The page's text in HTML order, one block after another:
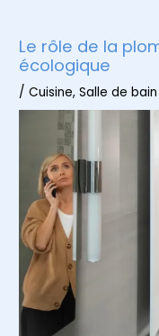
contenu
Le rôle de la
écologique
/Cuisine,Salle de bain